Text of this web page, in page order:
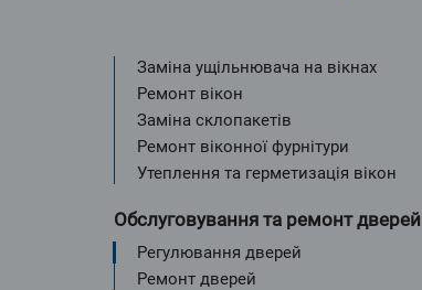
Заміна ущільнювача на вікнах
Ремонт вікон
Заміна склопакетів
Ремонт віконної фурнітури
Утеплення та герметизація вікон
Обслуговування та ремонт дверей
Регулювання дверей
Ремонт дверей